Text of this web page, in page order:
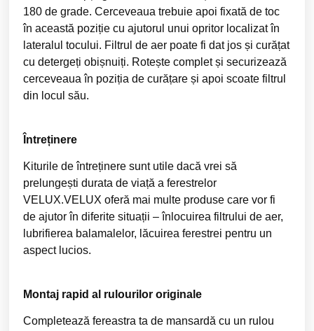
180 de grade. Cerceveaua trebuie apoi fixată de toc
în această poziție cu ajutorul unui opritor localizat în
lateralul tocului. Filtrul de aer poate fi dat jos și curățat
cu detergeți obișnuiți. Rotește complet și securizează
cerceveaua în poziția de curățare și apoi scoate filtrul
din locul său.
Întreținere
Kiturile de întreținere sunt utile dacă vrei să
prelungești durata de viață a ferestrelor
VELUX.VELUX oferă mai multe produse care vor fi
de ajutor în diferite situații – înlocuirea filtrului de aer,
lubrifierea balamalelor, lăcuirea ferestrei pentru un
aspect lucios.
Montaj rapid al rulourilor originale
Completează fereastra ta de mansardă cu un rulou